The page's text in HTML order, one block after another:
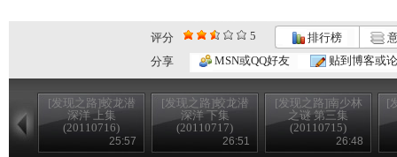
评分 5 排行榜
分享
MSN或QQ好友 贴到博客或
[发现之路]蛟龙潜
深洋 上集
(20110716)
25:57
[发现之路]蛟龙潜
深洋 下集
(20110717)
26:51
[发现之路]南少林
之谜 第三集
(20110715)
26:48
[